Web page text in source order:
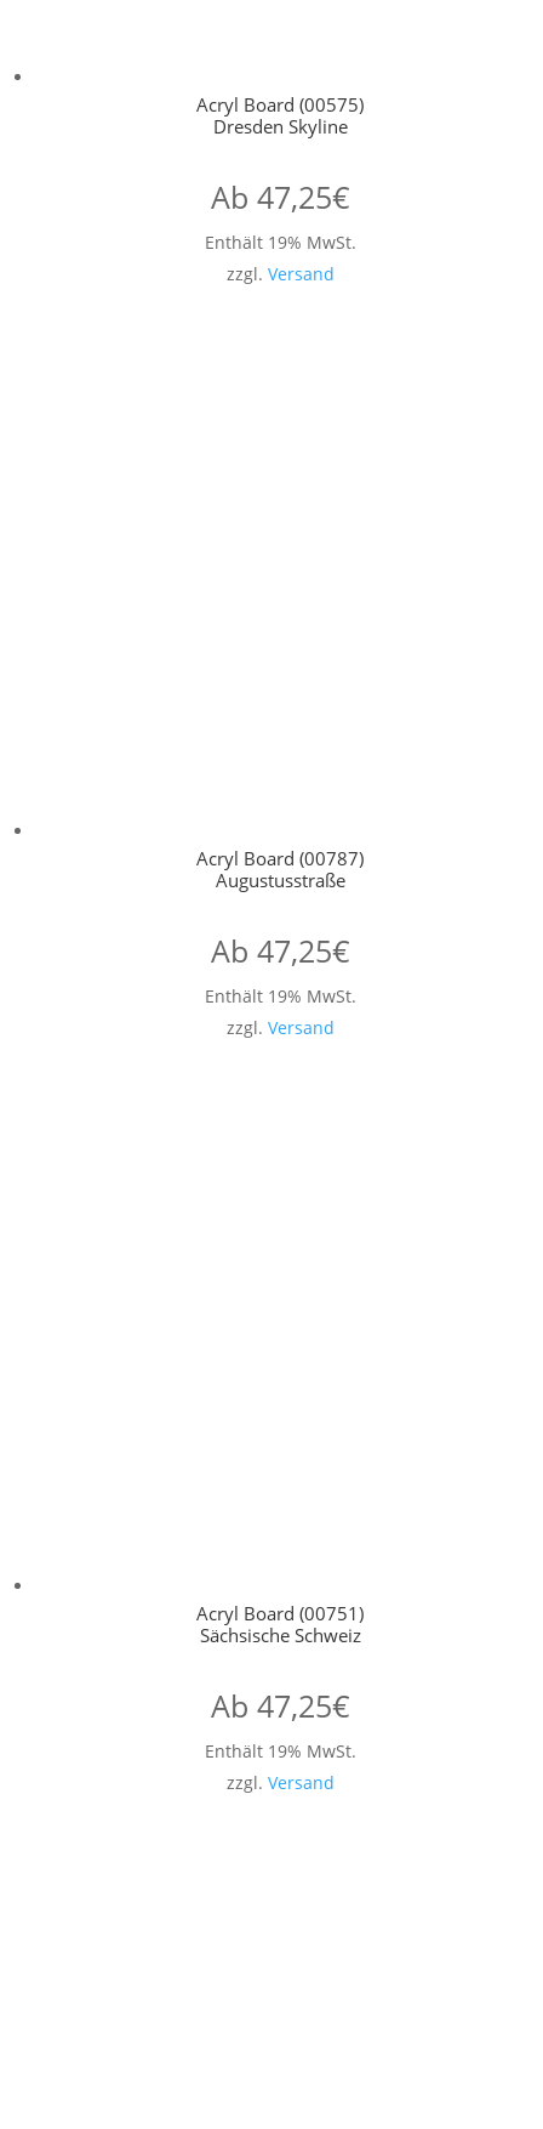
Acryl Board (00575)
Dresden Skyline
Ab 47,25€
Enthält 19% MwSt.
zzgl. Versand
Acryl Board (00787)
Augustusstraße
Ab 47,25€
Enthält 19% MwSt.
zzgl. Versand
Acryl Board (00751)
Sächsische Schweiz
Ab 47,25€
Enthält 19% MwSt.
zzgl. Versand